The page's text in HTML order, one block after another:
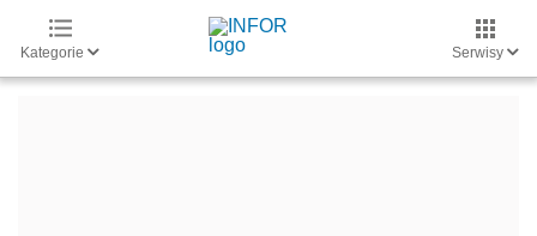
Kategorie Serwisy